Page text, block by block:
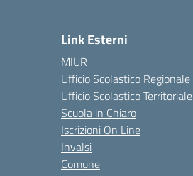
Link Esterni
MIUR
Ufficio Scolastico Regionale
Ufficio Scolastico Territoriale
Scuola in Chiaro
Iscrizioni On Line
Invalsi
Comune